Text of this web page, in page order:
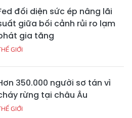
đối diện sức ép nâng lãi
giữa bối cảnh rủi ro lạm
gia tăng
GIỚI
350.000 người sơ tán vì
rừng tại châu Âu
GIỚI